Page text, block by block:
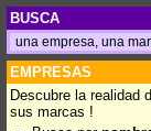
BUSCA
EMPRESAS
Descubre la realidad
sus marcas !